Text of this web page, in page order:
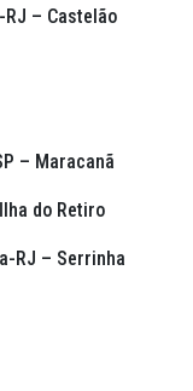
– Castelão
– Maracanã
do Retiro
RJ – Serrinha